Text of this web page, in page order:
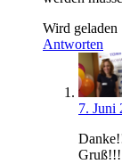
Wird
Antworten
7. Juni
Gruß!!!